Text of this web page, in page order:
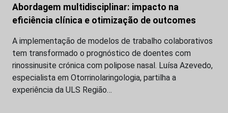
Abordagem multidisciplinar: impacto na
eficiência clínica e otimização de outcomes
A implementação de modelos de trabalho colaborativos
tem transformado o prognóstico de doentes com
rinossinusite crónica com polipose nasal. Luísa Azevedo,
especialista em Otorrinolaringologia, partilha a
experiência da ULS Região…